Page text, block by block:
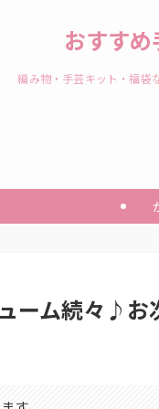
おすす
編み物・手芸キット・福袋
ーム続々♪お